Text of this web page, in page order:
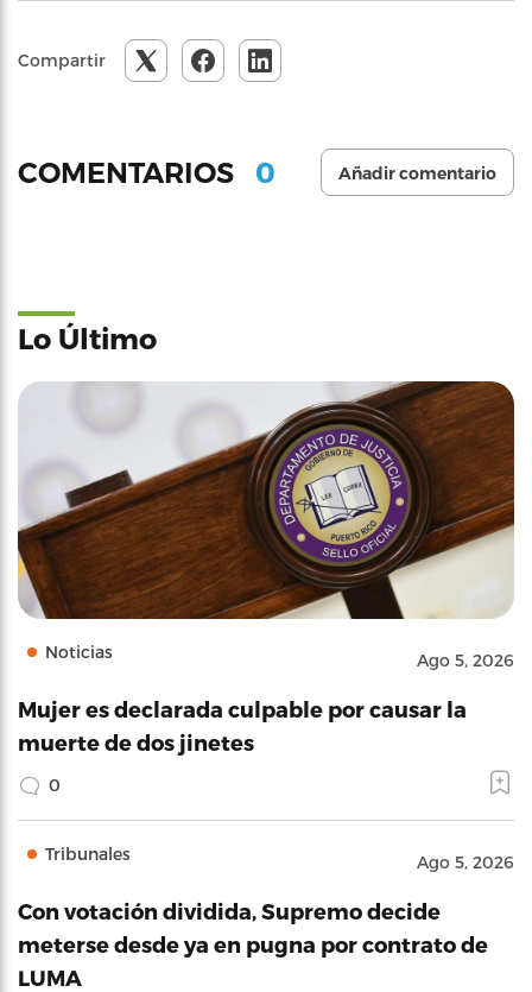
Compartir
COMENTARIOS 0 Añadir comentario
Lo Último
Noticias Ago 5, 2026
Mujer es declarada culpable por causar la
muerte de dos jinetes
0
Tribunales Ago 5, 2026
Con votación dividida, Supremo decide
meterse desde ya en pugna por contrato de
LUMA